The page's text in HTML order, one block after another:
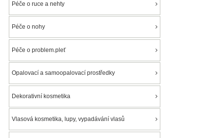
Péče o ruce a nehty
Péče o nohy
Péče o problem.pleť
Opalovací a samoopalovací prostředky
Dekorativní kosmetika
Vlasová kosmetika, lupy, vypadávání vlasů